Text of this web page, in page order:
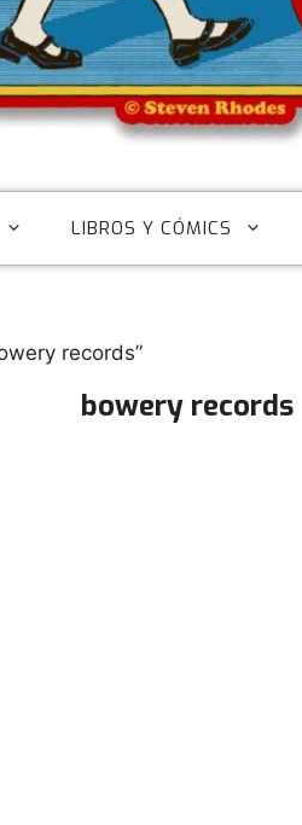
LIBROS Y CÓMICS
records”
bowery records